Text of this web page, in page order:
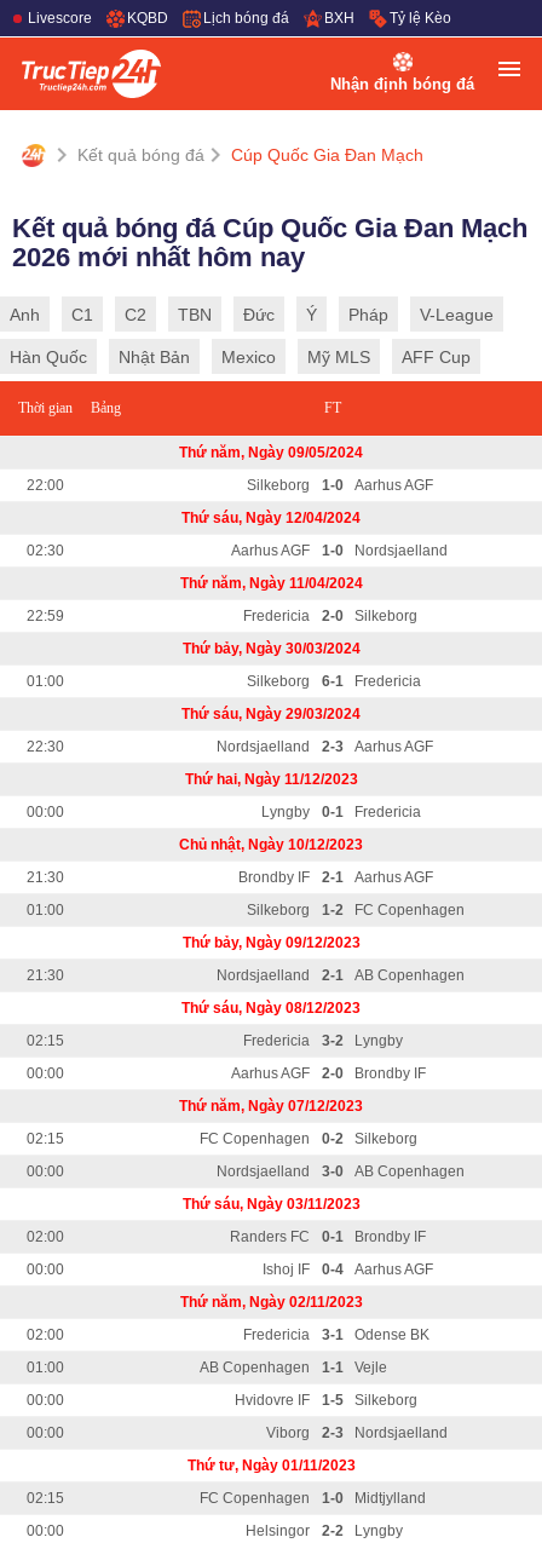
Livescore KQBD Lịch bóng đá BXH Tỷ lệ Kèo
Nhận định bóng đá
Kết quả bóng đá Cúp Quốc Gia Đan Mạch
Kết quả bóng đá Cúp Quốc Gia Đan Mạch
2026 mới nhất hôm nay
Anh C1 C2 TBN Đức Ý Pháp V-League
Hàn Quốc Nhật Bản Mexico Mỹ MLS AFF Cup
Thời gian Bảng FT
Thứ năm, Ngày 09/05/2024
22:00
Silkeborg 1-0
Aarhus AGF
Thứ sáu, Ngày 12/04/2024
02:30
Aarhus AGF 1-0
Nordsjaelland
Thứ năm, Ngày 11/04/2024
22:59
Fredericia 2-0
Silkeborg
Thứ bảy, Ngày 30/03/2024
01:00
Silkeborg 6-1
Fredericia
Thứ sáu, Ngày 29/03/2024
22:30
Nordsjaelland 2-3
Aarhus AGF
Thứ hai, Ngày 11/12/2023
00:00
Lyngby 0-1
Fredericia
Chủ nhật, Ngày 10/12/2023
21:30
Brondby IF 2-1
Aarhus AGF
01:00
Silkeborg 1-2
FC Copenhagen
Thứ bảy, Ngày 09/12/2023
21:30
Nordsjaelland 2-1
AB Copenhagen
Thứ sáu, Ngày 08/12/2023
02:15
Fredericia 3-2
Lyngby
00:00
Aarhus AGF 2-0
Brondby IF
Thứ năm, Ngày 07/12/2023
02:15
FC Copenhagen 0-2
Silkeborg
00:00
Nordsjaelland 3-0
AB Copenhagen
Thứ sáu, Ngày 03/11/2023
02:00
Randers FC 0-1
Brondby IF
00:00
Ishoj IF 0-4
Aarhus AGF
Thứ năm, Ngày 02/11/2023
02:00
Fredericia 3-1
Odense BK
01:00
AB Copenhagen 1-1
Vejle
00:00
Hvidovre IF 1-5
Silkeborg
00:00
Viborg 2-3
Nordsjaelland
Thứ tư, Ngày 01/11/2023
02:15
FC Copenhagen 1-0
Midtjylland
00:00
Helsingor 2-2
Lyngby